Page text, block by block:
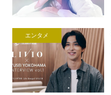
エンタメ